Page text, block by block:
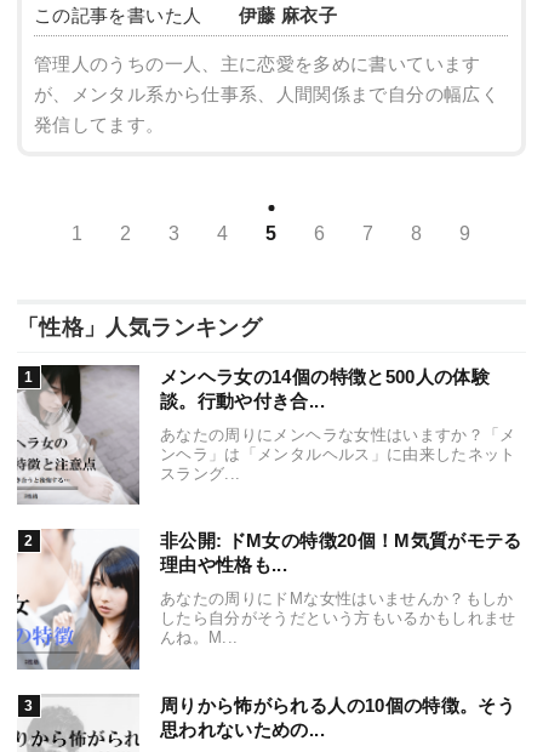
この記事を書いた人 伊藤 麻衣子
管理人のうちの一人、主に恋愛を多めに書いています
が、メンタル系から仕事系、人間関係まで自分の幅広く
発信してます。
1 2 3 4 5 6 7 8 9
「性格」人気ランキング
メンヘラ女の14個の特徴と500人の体験
談。行動や付き合...
あなたの周りにメンヘラな女性はいますか？「メ
ンヘラ」は「メンタルヘルス」に由来したネット
スラング...
非公開: ドM女の特徴20個！M気質がモテる
理由や性格も...
あなたの周りにドMな女性はいませんか？もしか
したら自分がそうだという方もいるかもしれませ
んね。M...
周りから怖がられる人の10個の特徴。そう
思われないための...